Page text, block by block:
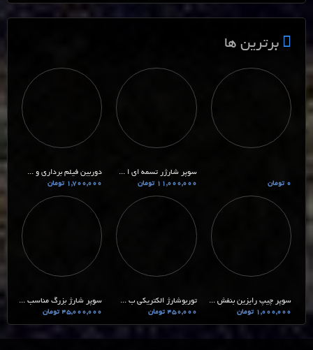
برترین ها
0 تومان
سوپر شارژر تسمه ای ا ...
11,000,000 تومان
دوربین فیلم برداری و ...
1,700,000 تومان
سوپر چیپ رایزین بنفش ...
1,000,000 تومان
توربوشارژ الکتریکی ب ...
450,000 تومان
سوپر شارژ بزرگ مناسب ...
45,000,000 تومان